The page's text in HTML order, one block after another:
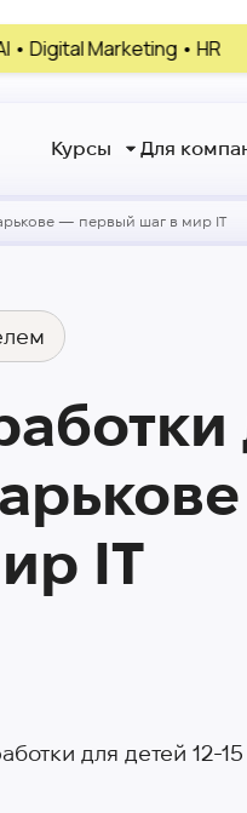
Запишись на
Курсы Для
— первый шаг в мир IT
IT
для детей 12-15